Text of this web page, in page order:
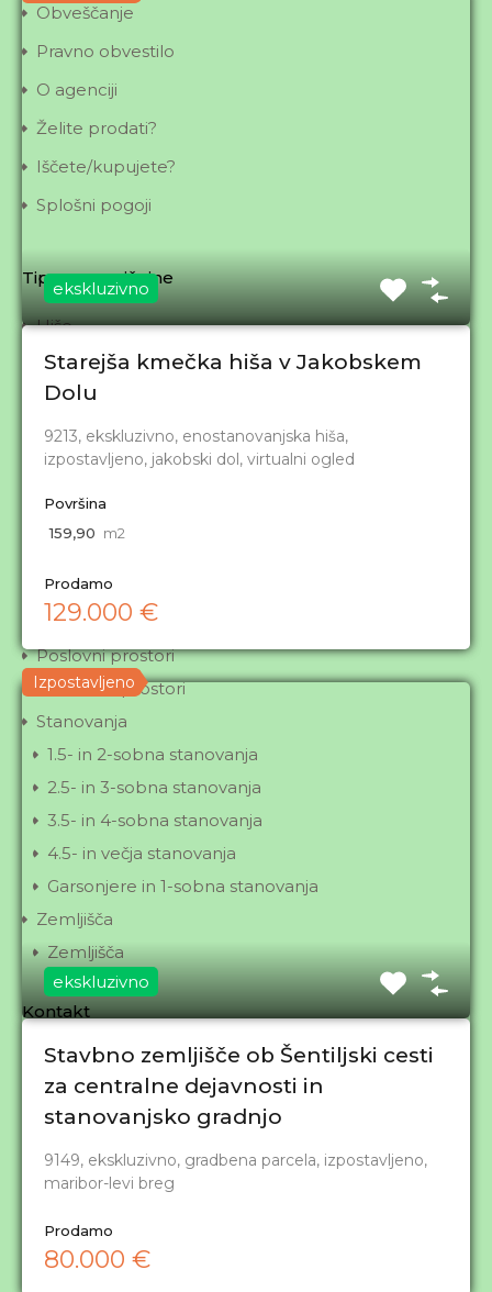
ekskluzivno
Starejša kmečka hiša v Jakobskem
Dolu
9213, ekskluzivno, enostanovanjska hiša,
izpostavljeno, jakobski dol, virtualni ogled
Površina
159,90 m2
Prodamo
129.000 €
Izpostavljeno
ekskluzivno
Stavbno zemljišče ob Šentiljski cesti
za centralne dejavnosti in
stanovanjsko gradnjo
9149, ekskluzivno, gradbena parcela, izpostavljeno,
maribor-levi breg
Prodamo
80.000 €
Obveščanje
Pravno obvestilo
O agenciji
Želite prodati?
Iščete/kupujete?
Splošni pogoji
Tip nepremičnine
Hiše
HIŠE - 1-stanovanjske
HIŠE - 2-stanovanjske
HIŠE - s poslovnim prostorom
Kmetije
Ostale nepremičnine
Počitniške hišice
Vikendi
Poslovni prostori
Poslovni prostori
Stanovanja
1.5- in 2-sobna stanovanja
2.5- in 3-sobna stanovanja
3.5- in 4-sobna stanovanja
4.5- in večja stanovanja
Garsonjere in 1-sobna stanovanja
Zemljišča
Zemljišča
Kontakt
Partizanska c. 24, 2000 Maribor
02/ 22 99 700, 031/ 523 548
info@idila.com
© 1998 - 2026 IDILA NEPREMIČNINE, Damijan Kokol